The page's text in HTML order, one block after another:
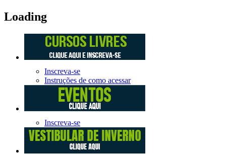
Loading
Inscreva-se
Instruções de como acessar
Inscreva-se